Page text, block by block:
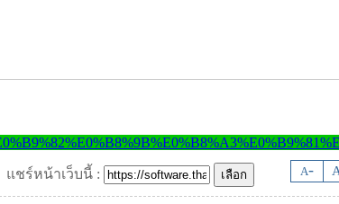
A-
แชร์หน้าเว็บนี้ :